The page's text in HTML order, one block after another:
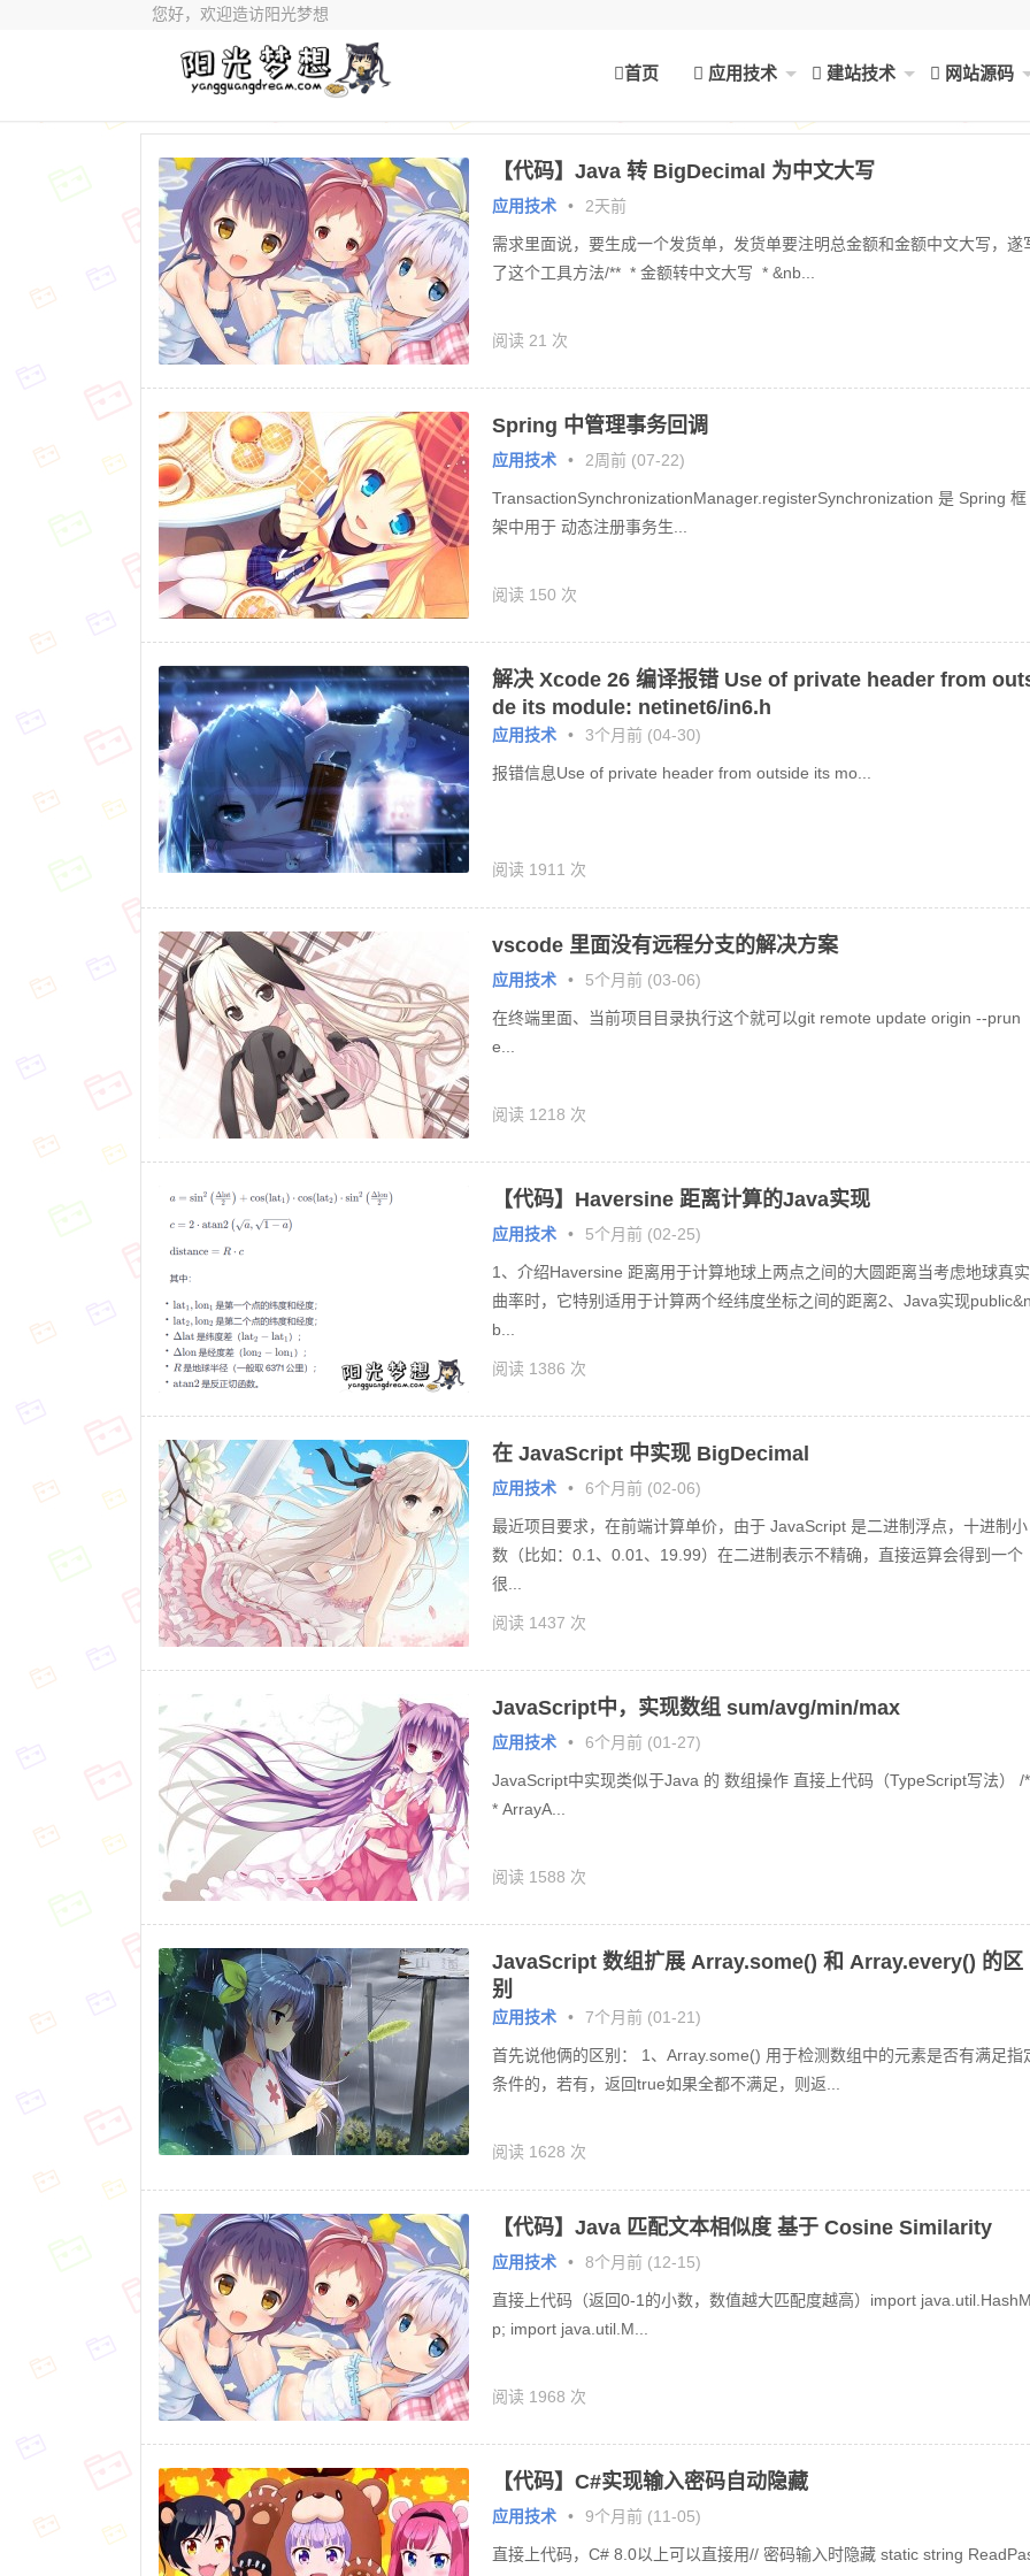
您好，欢迎造访阳光梦想
首页 应用技术 建站技术 网站源码
【代码】Java 转 BigDecimal 为中文大写
应用技术 • 2天前
需求里面说，要生成一个发货单，发货单要注明总金额和金额中文大写，遂
了这个工具方法/** * 金额转中文大写 * &nb...
阅读 21 次
Spring 中管理事务回调
应用技术 • 2周前 (07-22)
TransactionSynchronizationManager.registerSynchronization 是 Spring 框
架中用于 动态注册事务生...
阅读 150 次
解决 Xcode 26 编译报错 Use of private header from
de its module: netinet6/in6.h
应用技术 • 3个月前 (04-30)
报错信息Use of private header from outside its mo...
阅读 1911 次
vscode 里面没有远程分支的解决方案
应用技术 • 5个月前 (03-06)
在终端里面、当前项目目录执行这个就可以git remote update origin --prun
e...
阅读 1218 次
【代码】Haversine 距离计算的Java实现
应用技术 • 5个月前 (02-25)
1、介绍Haversine 距离用于计算地球上两点之间的大圆距离当考虑地球真实
曲率时，它特别适用于计算两个经纬度坐标之间的距离2、Java实现
b...
阅读 1386 次
在 JavaScript 中实现 BigDecimal
应用技术 • 6个月前 (02-06)
最近项目要求，在前端计算单价，由于 JavaScript 是二进制浮点，十进制小
数（比如：0.1、0.01、19.99）在二进制表示不精确，直接运算会得到一个
很...
阅读 1437 次
JavaScript中，实现数组 sum/avg/min/max
应用技术 • 6个月前 (01-27)
JavaScript中实现类似于Java 的 数组操作 直接上代码（TypeScript写法） /
* ArrayA...
阅读 1588 次
JavaScript 数组扩展 Array.some() 和 Array.every() 的区
别
应用技术 • 7个月前 (01-21)
首先说他俩的区别： 1、Array.some() 用于检测数组中的元素是否有满足指
条件的，若有，返回true如果全都不满足，则返...
阅读 1628 次
【代码】Java 匹配文本相似度 基于 Cosine Similarity
应用技术 • 8个月前 (12-15)
直接上代码（返回0-1的小数，数值越大匹配度越高）import
p; import java.util.M...
阅读 1968 次
【代码】C#实现输入密码自动隐藏
应用技术 • 9个月前 (11-05)
直接上代码，C# 8.0以上可以直接用// 密码输入时隐藏 static string